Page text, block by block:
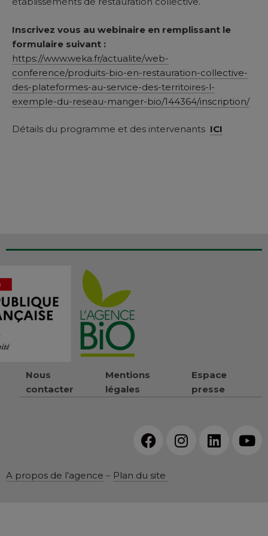
Inscrivez vous au webinaire en remplissant le
formulaire suivant :
https://www.weka.fr/actualite/web-
conference/produits-bio-en-restauration-collective-
des-plateformes-au-service-des-territoires-l-
exemple-du-reseau-manger-bio/144364/inscription/
Détails du programme et des intervenants ICI
Nous
contacter
Mentions
légales
Espace
presse
A propos de l’agence – Plan du site